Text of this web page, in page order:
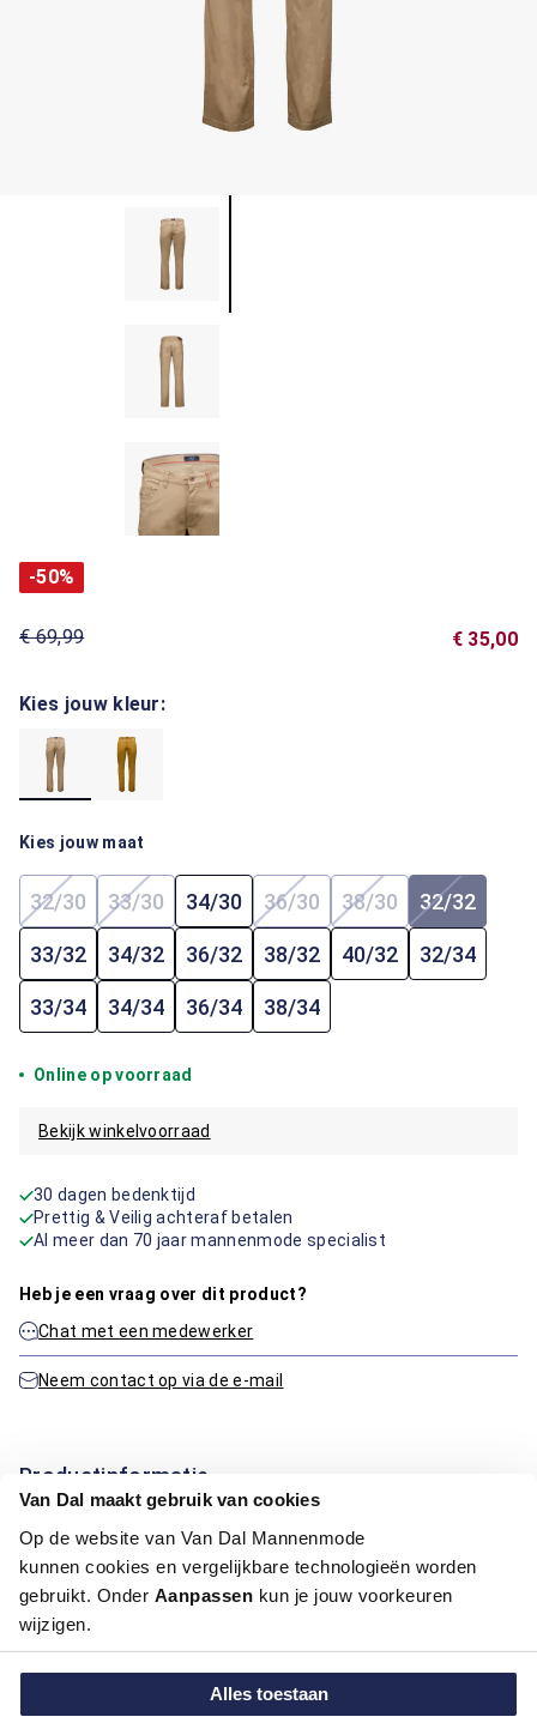
Van Dal maakt gebruik van cookies
Op de website van Van Dal Mannenmode
kunnen cookies en vergelijkbare technologieën worden
gebruikt. Onder Aanpassen kun je jouw voorkeuren
wijzigen.
Alles toestaan
-50%
€ 69,99 € 35,00
Kies jouw kleur:
Kies jouw maat
32/30(Deze optie is momenteel niet beschikbaar.)
33/30(Deze optie is momenteel niet beschikbaar.)
34/30 36/30(Deze optie is momenteel
38/30(Deze optie is
32/32
(Deze
33/32 34/32 36/32 38/32 40/32 32/34
33/34 34/34 36/34 38/34
Online op voorraad
Bekijk winkelvoorraad
30 dagen bedenktijd
Prettig & Veilig achteraf betalen
Al meer dan 70 jaar mannenmode specialist
Heb je een vraag over dit product?
Chat met een medewerker
Neem contact op via de e-mail
Productinformatie
Artikelnummer
1016169-75-32/32
Kleur:
Beige / Khaki
Materiaal:
98% Katoen / 2% Elastaan
Pasvorm:
Maatinformatie